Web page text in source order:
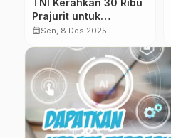
TNI Kerahkan 30 Ribu
Prajurit untuk
Percepat Penanganan
Sumut, dan Sumbar
calendar_monthSen, 8 Des 2025